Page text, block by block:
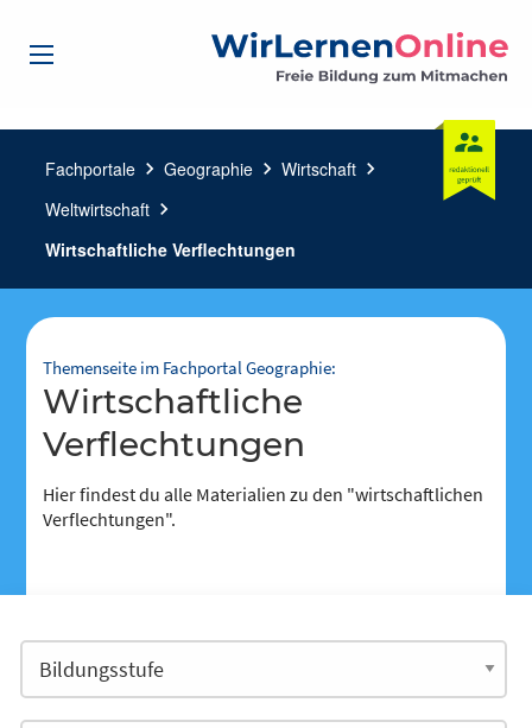
Fachportale chevron_right Geographie chevron_right Wirtschaft chevron_right
Weltwirtschaft chevron_right
Wirtschaftliche Verflechtungen
Themenseite im Fachportal Geographie:
wirtschaftliche
Verflechtungen
Hier findest du alle Materialien zu den "wirtschaftlichen
Verflechtungen".